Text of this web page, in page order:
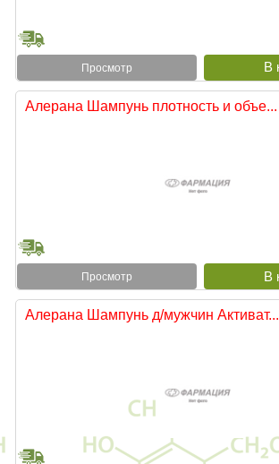
Просмотр
Алерана Шампунь плотность и объе...
Просмотр
Алерана Шампунь д/мужчин Активат...